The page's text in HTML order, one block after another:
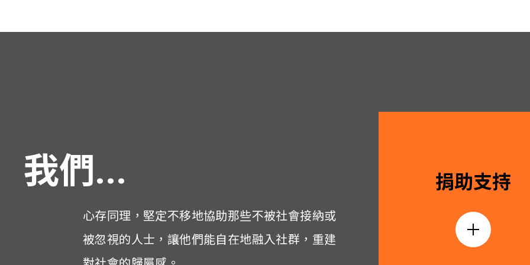
我們...
心存同理，堅定不移地協助那些不被社會接納或
被忽視的人士，讓他們能自在地融入社群，重建
捐助支持